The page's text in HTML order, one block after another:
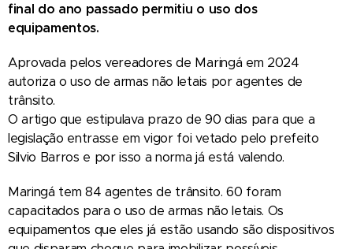
final do ano passado permitiu o uso dos
equipamentos.
Aprovada pelos vereadores de Maringá em 2024
autoriza o uso de armas não letais por agentes de
trânsito.
O artigo que estipulava prazo de 90 dias para que a
legislação entrasse em vigor foi vetado pelo prefeito
Silvio Barros e por isso a norma já está valendo.
Maringá tem 84 agentes de trânsito. 60 foram
capacitados para o uso de armas não letais. Os
equipamentos que eles já estão usando são dispositivos